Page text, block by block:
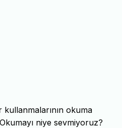
okuma
niye sevmiyoruz?